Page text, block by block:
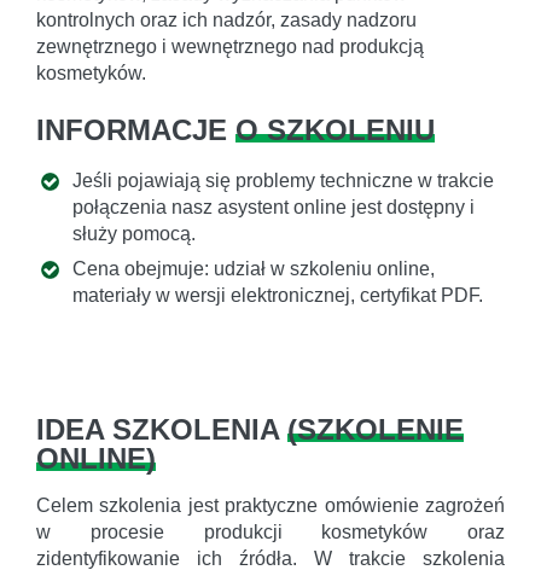
kontrolnych oraz ich nadzór, zasady nadzoru
zewnętrznego i wewnętrznego nad produkcją
kosmetyków.
INFORMACJE O SZKOLENIU
Jeśli pojawiają się problemy techniczne w trakcie
połączenia nasz asystent online jest dostępny i
służy pomocą.
Cena obejmuje: udział w szkoleniu online,
materiały w wersji elektronicznej, certyfikat PDF.
IDEA SZKOLENIA (SZKOLENIE
ONLINE)
Celem szkolenia jest praktyczne omówienie zagrożeń
w procesie produkcji kosmetyków oraz
zidentyfikowanie ich źródła. W trakcie szkolenia